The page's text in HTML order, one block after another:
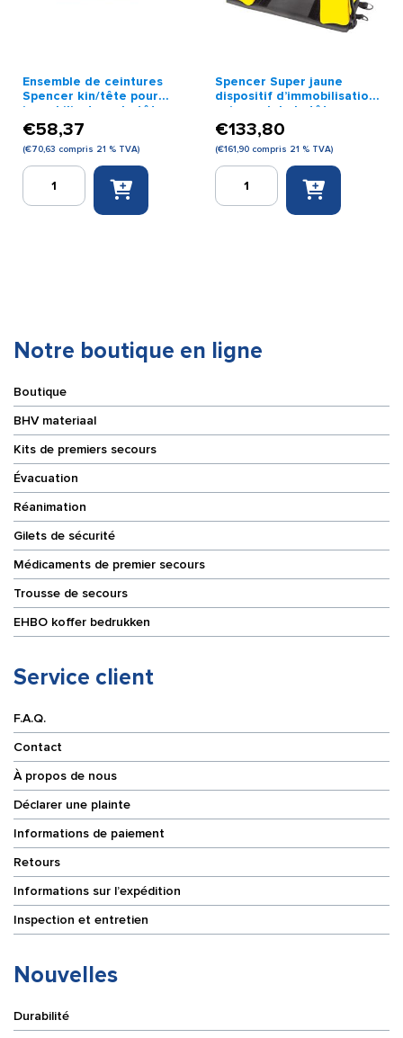
Ensemble de ceintures
Spencer kin/tête pour
immobilisateur de tête.
€58,37
(€70,63 compris 21 % TVA)
quantité
de
tête.
Spencer Super jaune
dispositif d’immobilisation
universel de la tête
€133,80
(€161,90 compris 21 % TVA)
quantité
la
tête
Notre boutique en ligne
Boutique
BHV materiaal
Kits de premiers secours
Évacuation
Réanimation
Gilets de sécurité
Médicaments de premier secours
Trousse de secours
EHBO koffer bedrukken
Service client
F.A.Q.
Contact
À propos de nous
Déclarer une plainte
Informations de paiement
Retours
Informations sur l’expédition
Inspection et entretien
Nouvelles
Durabilité